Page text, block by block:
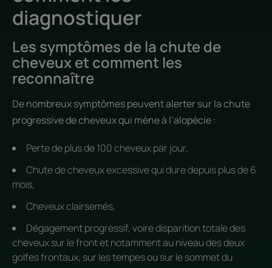
diagnostiquer
Les symptômes de la chute de
cheveux et comment les
reconnaître
De nombreux symptômes peuvent alerter sur la chute
progressive de cheveux qui mène à l’alopécie :
Perte de plus de 100 cheveux par jour,
Chute de cheveux excessive qui dure depuis plus de 6
mois,
Cheveux clairsemés,
Dégagement progressif, voire disparition totale des
cheveux sur le front et notamment au niveau des deux
golfes frontaux, sur les tempes ou sur le sommet du